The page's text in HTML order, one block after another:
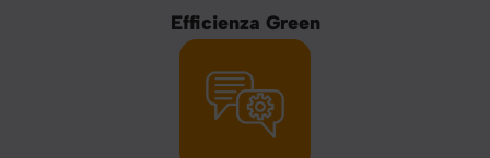
Efficienza Green